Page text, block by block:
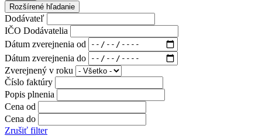
Rozšírené hľadanie
Dodávateľ
IČO Dodávatelia
Dátum zverejnenia od
Dátum zverejnenia do
Zverejnený v roku
Číslo faktúry
Popis plnenia
Cena od
Cena do
Zrušiť filter